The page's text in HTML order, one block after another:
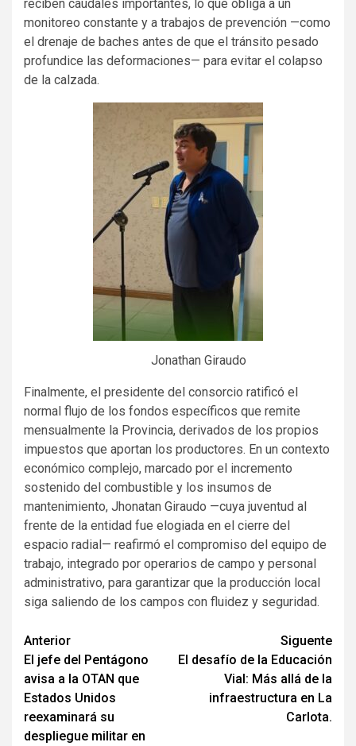
reciben caudales importantes, lo que obliga a un
monitoreo constante y a trabajos de prevención —como
el drenaje de baches antes de que el tránsito pesado
profundice las deformaciones— para evitar el colapso
de la calzada.
Jonathan Giraudo
Finalmente, el presidente del consorcio ratificó el
normal flujo de los fondos específicos que remite
mensualmente la Provincia, derivados de los propios
impuestos que aportan los productores. En un contexto
económico complejo, marcado por el incremento
sostenido del combustible y los insumos de
mantenimiento, Jhonatan Giraudo —cuya juventud al
frente de la entidad fue elogiada en el cierre del
espacio radial— reafirmó el compromiso del equipo de
trabajo, integrado por operarios de campo y personal
administrativo, para garantizar que la producción local
siga saliendo de los campos con fluidez y seguridad.
Navegación
de
entradas
Anterior
El jefe del Pentágono
avisa a la OTAN que
Estados Unidos
reexaminará su
despliegue militar en
Siguente
El desafío de la Educación
Vial: Más allá de la
infraestructura en La
Carlota.